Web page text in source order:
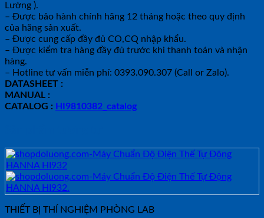
Lường ).
– Được bảo hành chính hãng 12 tháng hoặc theo quy định
của hãng sản xuất.
– Được cung cấp đầy đủ CO,CQ nhập khẩu.
– Được kiểm tra hàng đầy đủ trước khi thanh toán và nhận
hàng.
– Hotline tư vấn miễn phí: 0393.090.307 (Call or Zalo).
DATASHEET :
MANUAL :
CATALOG : HI9810382_catalog
THIẾT BỊ THÍ NGHIỆM PHÒNG LAB